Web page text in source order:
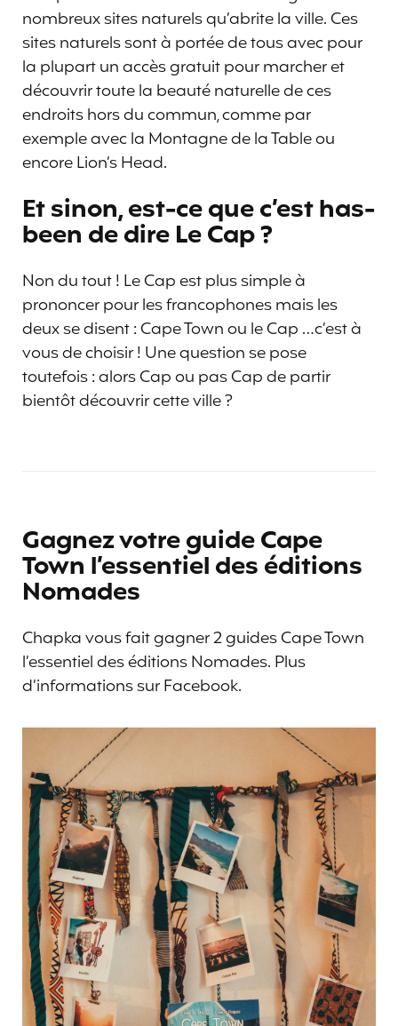
nombreux sites naturels qu’abrite la ville. Ces
sites naturels sont à portée de tous avec pour
la plupart un accès gratuit pour marcher et
découvrir toute la beauté naturelle de ces
endroits hors du commun, comme par
exemple avec la Montagne de la Table ou
encore Lion’s Head.
Et sinon, est-ce que c’est has-
been de dire Le Cap ?
Non du tout ! Le Cap est plus simple à
prononcer pour les francophones mais les
deux se disent : Cape Town ou le Cap …c’est à
vous de choisir ! Une question se pose
toutefois : alors Cap ou pas Cap de partir
bientôt découvrir cette ville ?
Gagnez votre guide Cape
Town l’essentiel des éditions
Nomades
Chapka vous fait gagner 2 guides Cape Town
l’essentiel des éditions Nomades. Plus
d’informations sur Facebook.